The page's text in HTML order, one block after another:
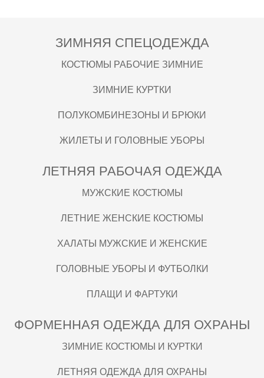
ЗИМНЯЯ СПЕЦОДЕЖДА
КОСТЮМЫ РАБОЧИЕ ЗИМНИЕ
ЗИМНИЕ КУРТКИ
ПОЛУКОМБИНЕЗОНЫ И БРЮКИ
ЖИЛЕТЫ И ГОЛОВНЫЕ УБОРЫ
ЛЕТНЯЯ РАБОЧАЯ ОДЕЖДА
МУЖСКИЕ КОСТЮМЫ
ЛЕТНИЕ ЖЕНСКИЕ КОСТЮМЫ
ХАЛАТЫ МУЖСКИЕ И ЖЕНСКИЕ
ГОЛОВНЫЕ УБОРЫ И ФУТБОЛКИ
ПЛАЩИ И ФАРТУКИ
ФОРМЕННАЯ ОДЕЖДА ДЛЯ ОХРАНЫ
ЗИМНИЕ КОСТЮМЫ И КУРТКИ
ЛЕТНЯЯ ОДЕЖДА ДЛЯ ОХРАНЫ